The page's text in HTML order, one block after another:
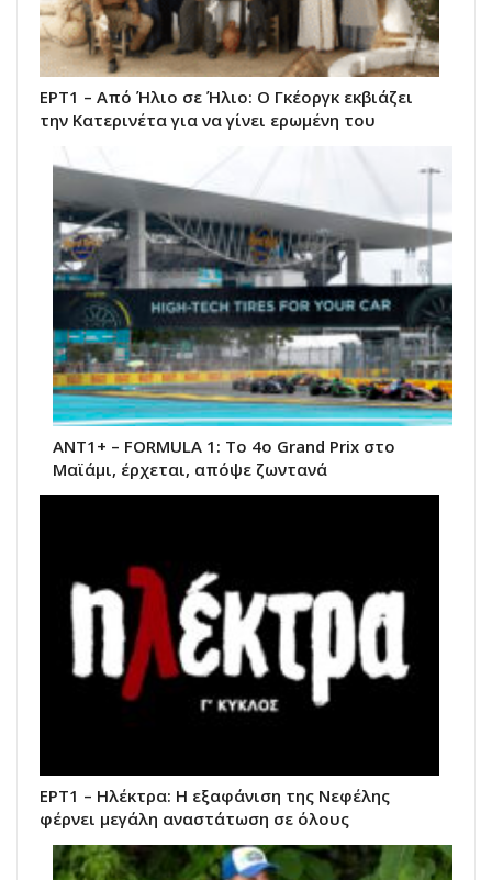
ΕΡΤ1 – Από Ήλιο σε Ήλιο: Ο Γκέοργκ εκβιάζει
την Κατερινέτα για να γίνει ερωμένη του
ΑΝΤ1+ – FORMULA 1: Το 4ο Grand Prix στο
Μαϊάμι, έρχεται, απόψε ζωντανά
ΕΡΤ1 – Ηλέκτρα: Η εξαφάνιση της Νεφέλης
φέρνει μεγάλη αναστάτωση σε όλους